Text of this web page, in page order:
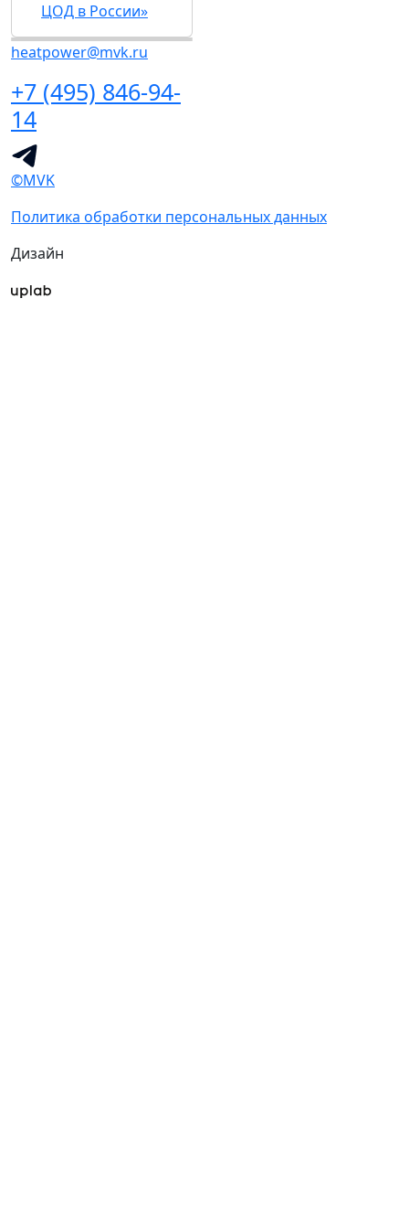
ЦОД в России»
heatpower@mvk.ru
+7 (495) 846-94-
14
©MVK
Политика обработки персональных данных
Дизайн